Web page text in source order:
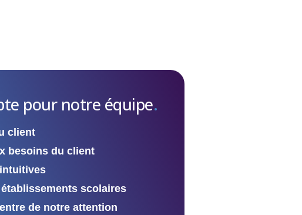
pour notre équipe.
client
besoins du client
scolaires
de notre attention